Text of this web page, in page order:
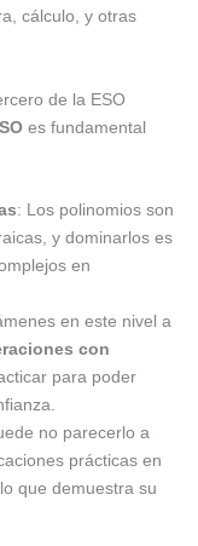
cálculo, y otras
de la ESO
es fundamental
: Los polinomios son
y dominarlos es
en
en este nivel a
con
para poder
no parecerlo a
prácticas en
que demuestra su